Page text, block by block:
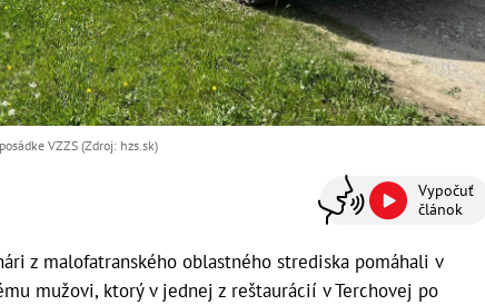
VZZS (Zdroj: hzs.sk)
Vypočuť
článok
z malofatranského oblastného strediska pomáhali v
mužovi, ktorý v jednej z reštaurácií v Terchovej po